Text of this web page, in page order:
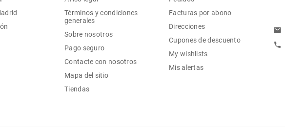
Términos y condiciones
generales
Sobre nosotros
Pago seguro
Contacte con nosotros
Mapa del sitio
Tiendas
Facturas por abono
Direcciones
Cupones de descuento
My wishlists
Mis alertas
email
call